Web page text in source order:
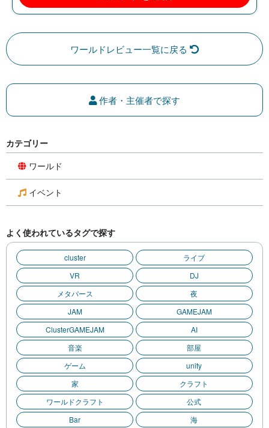
ワールドレビュー一覧に戻る
作者・主催者で探す
カテゴリー
ワールド
イベント
よく使われているタグで探す
cluster
ライブ
VR
DJ
メタバース
夜
JAM
GAMEJAM
ClusterGAMEJAM
AI
音楽
部屋
ゲーム
unity
家
クラフト
ワールドクラフト
公式
Bar
海